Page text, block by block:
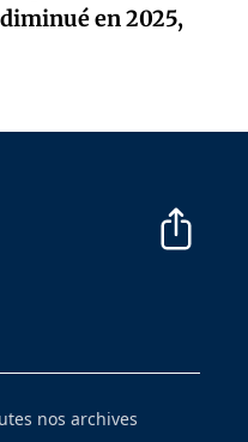
en 2025,
nos archives